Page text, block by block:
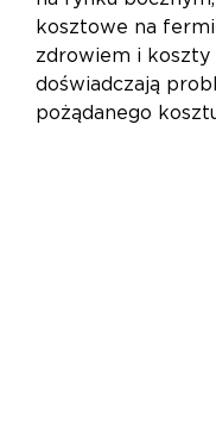
kosztowe na
zdrowiem i koszty
doświadczają
pożądanego